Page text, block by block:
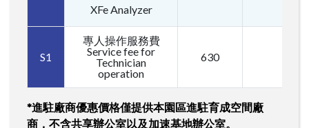
XFe Analyzer
S1
專人操作服務費
Service fee for
Technician
operation
630
*進駐廠商優惠價格僅提供本園區進駐育成空間廠
商，不含共享辦公室以及加速基地辦公室。